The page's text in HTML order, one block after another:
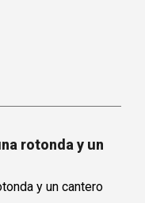
rotonda y un